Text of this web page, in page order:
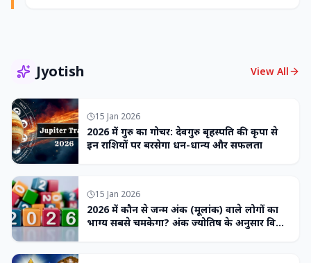
Jyotish View All
15 Jan 2026
2026 में गुरु का गोचर: देवगुरु बृहस्पति की कृपा से
इन राशियों पर बरसेगा धन-धान्य और सफलता
15 Jan 2026
2026 में कौन से जन्म अंक (मूलांक) वाले लोगों का
भाग्य सबसे चमकेगा? अंक ज्योतिष के अनुसार विशेष